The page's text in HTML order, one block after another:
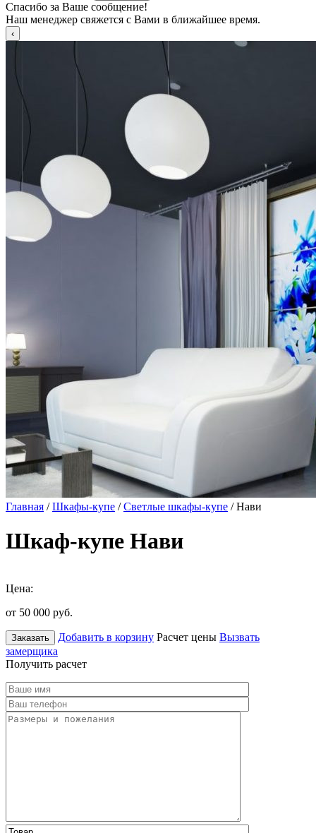
Спасибо за Ваше сообщение!
Наш менеджер свяжется с Вами в ближайшее время.
Главная /Шкафы-купе /Светлые шкафы-купе / Нави
Шкаф-купе Нави
Цена:
от 50 000 руб.
Заказать Добавить в корзину Расчет цены Вызвать
замерщика
Получить расчет